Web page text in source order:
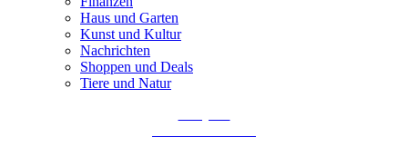
Haus und Garten
Kunst und Kultur
Nachrichten
Shoppen und Deals
Tiere und Natur